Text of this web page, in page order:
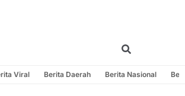
Viral Berita Daerah Berita Nasional